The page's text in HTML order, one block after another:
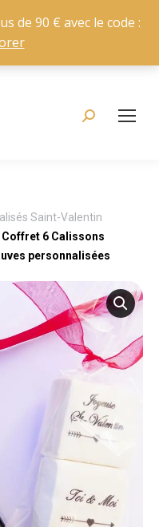
de 90 € avec le code :
Recherche
Saint-Valentin
6 Calissons
personnalisées